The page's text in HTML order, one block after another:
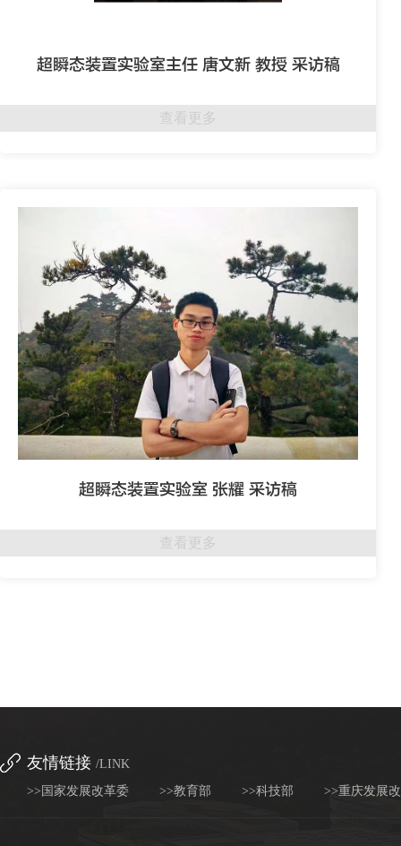
超瞬态装置实验室主任 唐文新 教授 采访稿
查看更多
超瞬态装置实验室 张耀 采访稿
查看更多
友情链接 /LINK
>>国家发展改革委
>>教育部 >>科技部 >>重庆发展